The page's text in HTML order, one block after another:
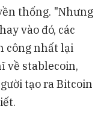
thống. "Nhưng
vào đó, các
công nhất lại
về stablecoin,
tạo ra Bitcoin